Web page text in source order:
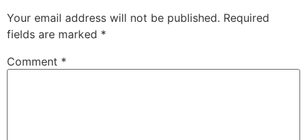
Your email address will not be published. Required
fields are marked *
Comment *